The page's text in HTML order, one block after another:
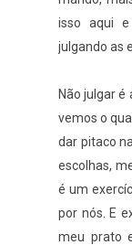
isso aqui
julgando as
Não julgar é
vemos o
dar pitaco
escolhas,
é um
por nós. E
meu prato